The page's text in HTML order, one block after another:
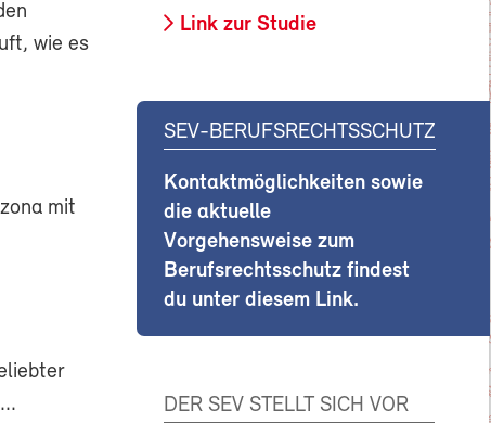
wie es
mit
Link zur Studie
SEV-BERUFSRECHTSSCHUTZ
Kontaktmöglichkeiten sowie
die aktuelle
Vorgehensweise zum
Berufsrechtsschutz findest
du unter diesem Link.
DER SEV STELLT SICH VOR